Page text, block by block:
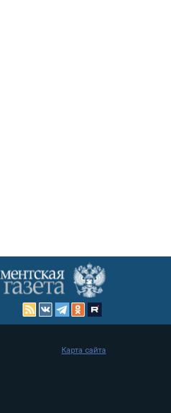
Карта сайта